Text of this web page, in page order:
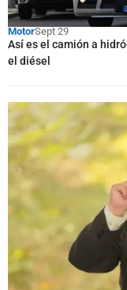
MotorSept 29
Así es el camión a
el diésel